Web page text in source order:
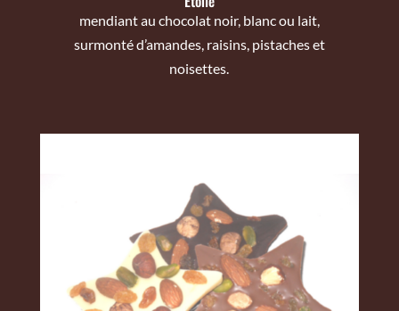
mendiant au chocolat noir, blanc ou lait,
surmonté d’amandes, raisins, pistaches et
noisettes.